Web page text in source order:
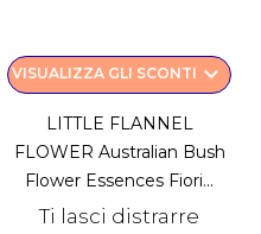
VISUALIZZA GLI SCONTI keyboard_arrow_down
LITTLE FLANNEL
FLOWER Australian Bush
Flower Essences Fiori...
Ti lasci distrarre